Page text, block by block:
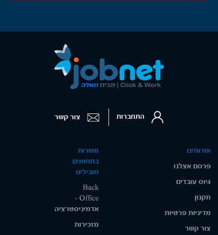
אודותינו
פרסם אצלנו
גיוס עובדים
תקנון
מדיניות פרטיות
צור קשר
משרות
בתחומים
מובילים
Back
Office -
אדמיניסטרציה
מזכירות